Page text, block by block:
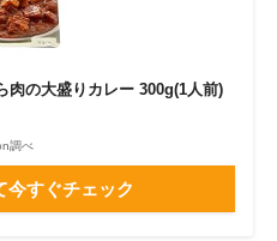
肉の大盛りカレー 300g(1人前)
調べ
今すぐチェック